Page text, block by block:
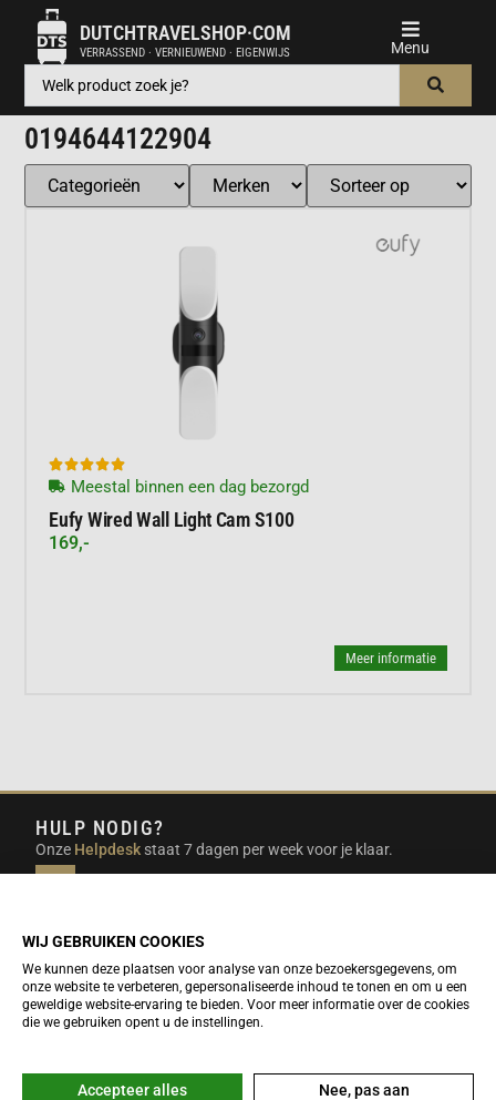
DUTCHTRAVELSHOP·COM
VERRASSEND · VERNIEUWEND · EIGENWIJS
0194644122904

Meestal binnen een dag bezorgd
Eufy Wired Wall Light Cam S100
169,-
Meer informatie
HULP NODIG?
Onze Helpdesk staat 7 dagen per week voor je klaar.
beantwoorden.
NIEUWSBRIEF
Meld je nu gratis aan voor de DTS-Nieuwsbrief en ontvang het
E-mailadres
WIJ GEBRUIKEN COOKIES
We kunnen deze plaatsen voor analyse van onze bezoekersgegevens, om
onze website te verbeteren, gepersonaliseerde inhoud te tonen en om u een
geweldige website-ervaring te bieden. Voor meer informatie over de cookies
die we gebruiken opent u de instellingen.
Accepteer alles Nee, pas aan